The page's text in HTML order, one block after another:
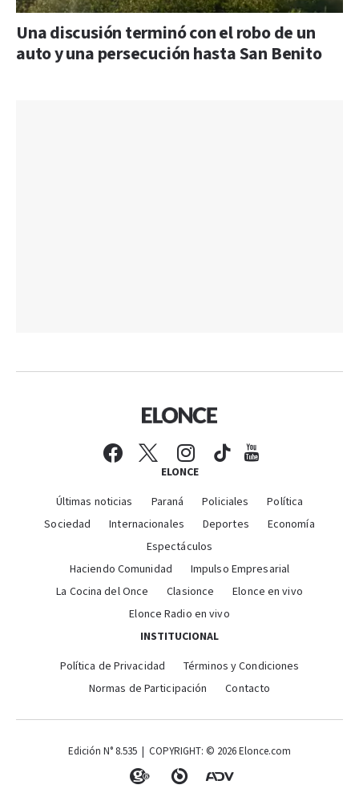
Una discusión terminó con el robo de un
auto y una persecución hasta San Benito
ELONCE
Últimas noticias Paraná Policiales
Política
Sociedad
Internacionales Deportes
Economía
Espectáculos
Haciendo Comunidad
Impulso Empresarial
La Cocina del Once
Clasionce
Elonce en vivo
Elonce Radio en vivo
INSTITUCIONAL
Política de Privacidad
Términos y Condiciones
Normas de Participación
Contacto
Edición N° 8.535 | COPYRIGHT: © 2026 Elonce.com